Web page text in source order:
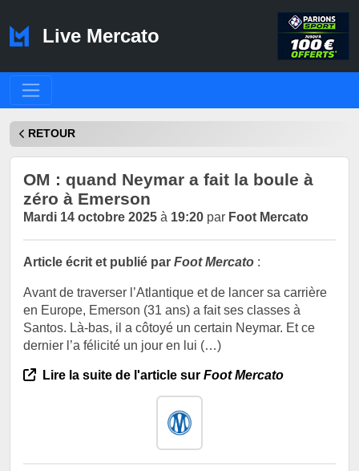
Live Mercato
RETOUR
OM : quand Neymar a fait la boule à
zéro à Emerson
Mardi 14 octobre 2025 à 19:20 par Foot Mercato
Article écrit et publié par Foot Mercato :
Avant de traverser l’Atlantique et de lancer sa carrière
en Europe, Emerson (31 ans) a fait ses classes à
Santos. Là-bas, il a côtoyé un certain Neymar. Et ce
dernier l’a félicité un jour en lui (…)
Lire la suite de l'article sur Foot Mercato